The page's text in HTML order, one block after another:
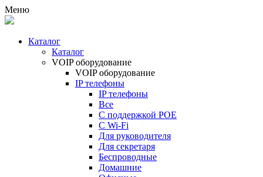
Меню
Каталог
Каталог
VOIP оборудование
VOIP оборудование
IP телефоны
IP телефоны
Все
С поддержкой POE
C Wi-Fi
Для руководителя
Для секретаря
Беспроводные
Домашние